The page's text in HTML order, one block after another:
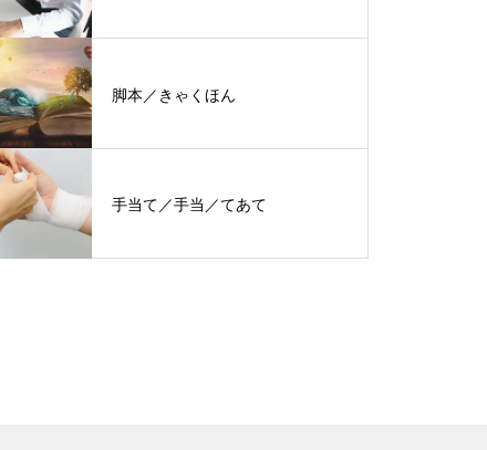
脚本／きゃくほん
手当て／手当／てあて